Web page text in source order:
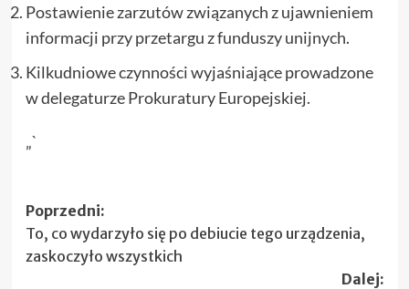
Postawienie zarzutów związanych z ujawnieniem
informacji przy przetargu z funduszy unijnych.
Kilkudniowe czynności wyjaśniające prowadzone
w delegaturze Prokuratury Europejskiej.
„`
Zobacz
wpisy
Poprzedni:
To, co wydarzyło się po debiucie tego urządzenia,
zaskoczyło wszystkich
Dalej: